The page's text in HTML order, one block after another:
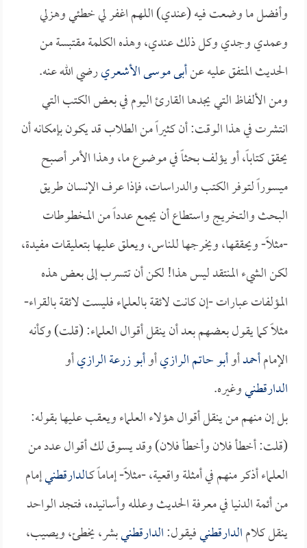
وأفضل ما وضعت فيه (عندي) اللهم اغفر لي خطئي وهزلي
وعمدي وجدي وكل ذلك عندي، وهذه الكلمة مقتبسة من
الحديث المتفق عليه عنأبى موسى الأشعريرضي الله عنه.
ومن الألفاظ التي يجدها القارئ اليوم في بعض الكتب التي
انتشرت في هذا الوقت: أن كثيراً من الطلاب قد يكون بإمكانه أن
يحقق كتاباً، أو يؤلف بحثاً في موضوع ما، وهذا الأمر أصبح
ميسوراً لتوفر الكتب والدراسات، فإذا عرف الإنسان طريق
البحث والتخريج واستطاع أن يجمع عدداً من المخطوطات
-مثلاً- ويحققها، ويخرجها للناس، ويعلق عليها بتعليقات مفيدة،
لكن الشيء المنتقد ليس هذا! لكن أن تتسرب إلى بعض هذه
المؤلفات عبارات -إن كانت لائقة بالعلماء فليست لائقة بالقراء-
مثلاً كما يقول بعضهم بعد أن ينقل أقوال العلماء: (قلت) وكأنه
الإمامأحمدأوأبو حاتم الرازيأوأبو زرعة الرازيأو
الدارقطنيوغيره.
بل إن منهم من ينقل أقوال هؤلاء العلماء ويعقب عليها بقوله:
(قلت: أخطأ فلان وأخطأ فلان) وقد يسوق لك أقوال عدد من
العلماء أذكر منهم في أمثلة واقعية، -مثلاً- إماماً كـالدارقطنيإمام
من أئمة الدنيا في معرفة الحديث وعلله وأسانيده، فتجد الواحد
ينقل كلامالدارقطنيفيقول:الدارقطنيبشر، يخطئ، ويصيب،